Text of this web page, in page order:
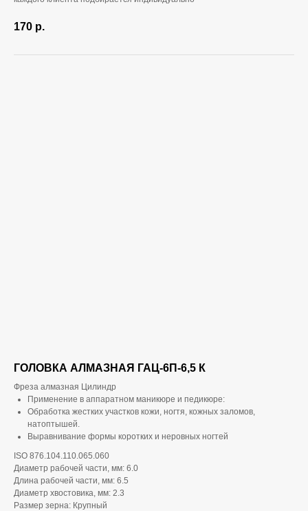
170 р.
ГОЛОВКА АЛМАЗНАЯ ГАЦ-6П-6,5 К
Фреза алмазная Цилиндр
Применение в аппаратном маникюре и педикюре:
Обработка жестких участков кожи, ногтя, кожных заломов,
натоптышей.
Выравнивание формы коротких и неровных ногтей
ISO 876.104.110.065.060
Диаметр рабочей части, мм: 6.0
Длина рабочей части, мм: 6.5
Диаметр хвостовика, мм: 2.3
Размер зерна: Крупный